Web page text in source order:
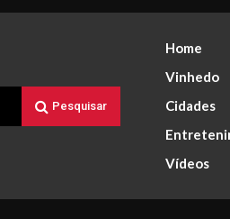
Pesquisar
Home
Vinhedo
Cidades
Vídeos